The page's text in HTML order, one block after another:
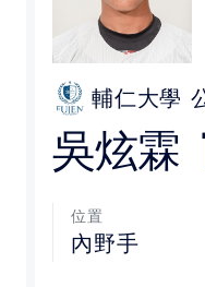
媒體文章
下載專區
聯絡我們
POLICY
隱私權政策
輔仁大學
吳炫霖
位置
內野手